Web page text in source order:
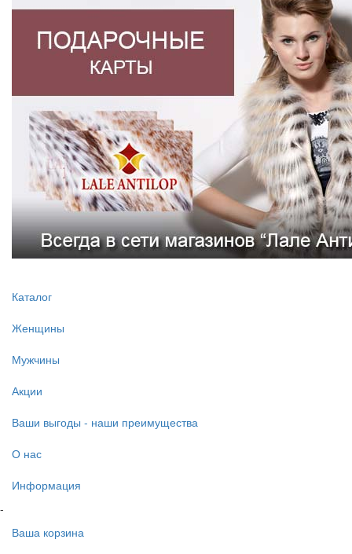
Каталог
Женщины
Мужчины
Акции
Ваши выгоды - наши преимущества
О нас
Информация
-
Ваша корзина